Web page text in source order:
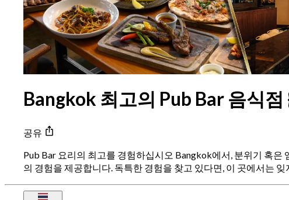
Bangkok 최고의 Pub Bar 음식
공유
Pub Bar 요리의 최고를 경험하십시오 Bangkok에서, 분위기 혹
의 경험을 제공합니다. 독특한 경험을 찾고 있다면, 이 곳에서는